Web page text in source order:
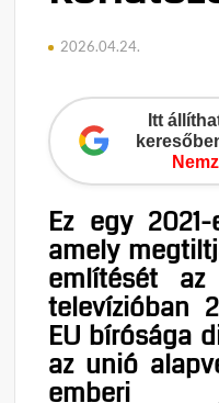
2026.04.24.
Itt
Ez egy
amely
említését
televízióban
EU bírósága
az unió
emberi